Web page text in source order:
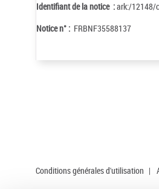
Identifiant de la notice :ark:/12148/
Notice n° : FRBNF35588137
Conditions générales d'utilisation |